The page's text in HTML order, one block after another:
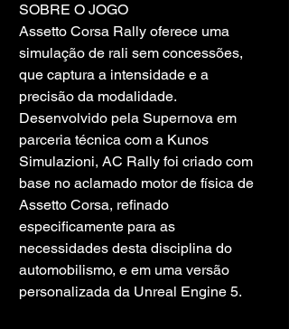
SOBRE O JOGO
Assetto Corsa Rally oferece uma
simulação de rali sem concessões,
que captura a intensidade e a
precisão da modalidade.
Desenvolvido pela Supernova em
parceria técnica com a Kunos
Simulazioni, AC Rally foi criado com
base no aclamado motor de física de
Assetto Corsa, refinado
especificamente para as
necessidades desta disciplina do
automobilismo, e em uma versão
personalizada da Unreal Engine 5.